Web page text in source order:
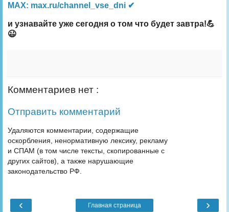
MAX: max.ru/channel_vse_dni ✔
и узнавайте уже сегодня о том что будет завтра!💪
😉
Комментариев нет :
Отправить комментарий
Удаляются комментарии, содержащие
оскорбления, ненормативную лексику, рекламу
и СПАМ (в том числе тексты, скопированные с
других сайтов), а также нарушающие
законодательство РФ.
‹ ›
Главная страница